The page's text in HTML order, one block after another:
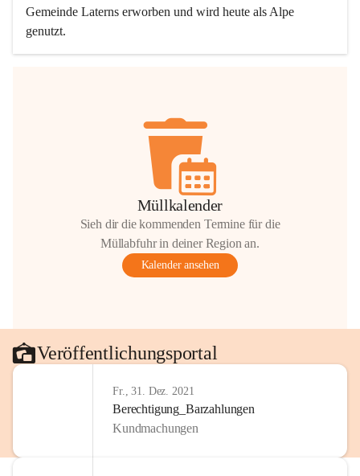
Gemeinde Laterns erworben und wird heute als Alpe
genutzt.
Müllkalender
Sieh dir die kommenden Termine für die
Müllabfuhr in deiner Region an.
Kalender ansehen
Veröffentlichungsportal
Fr., 31. Dez. 2021
Berechtigung_Barzahlungen
Kundmachungen